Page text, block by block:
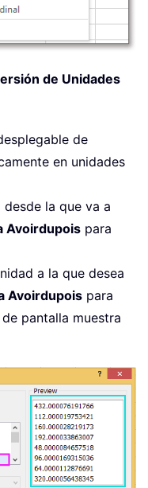
de Unidades
de
en unidades
la que va a
Avoirdupois para
a la que desea
Avoirdupois para
pantalla muestra